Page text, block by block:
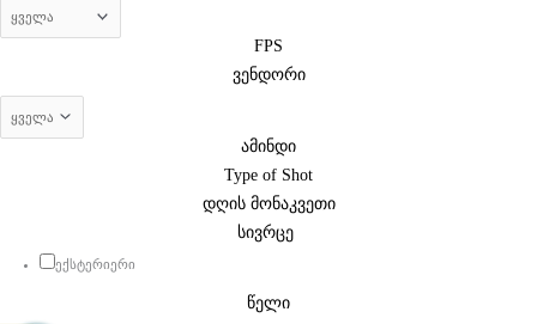
FPS
ვენდორი
ამინდი
Type of Shot
დღის მონაკვეთი
სივრცე
ექსტერიერი
წელი